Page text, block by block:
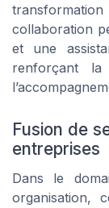
collaboration
et une
renforçant la
Fusion de
entreprises
Dans le
organisation,